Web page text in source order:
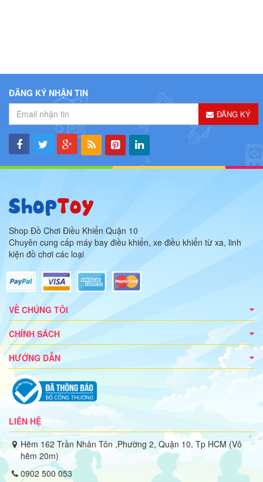
ĐĂNG KÝ NHẬN TIN
ĐĂNG KÝ
Shop Đồ Chơi Điều Khiển Quận 10
Chuyên cung cấp máy bay điều khiển, xe điều khiển từ xa, linh
kiện đồ chơi các loại
VỀ CHÚNG TÔI
CHÍNH SÁCH
HƯỚNG DẪN
LIÊN HỆ
Hẽm 162 Trần Nhân Tôn ,Phường 2, Quận 10, Tp HCM (Vô
hẽm 20m)
0902 500 053